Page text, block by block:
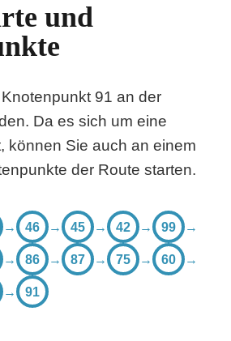
und
91 an der
Da es sich um eine
können Sie auch an einem
der Route starten.
→ 46 → 45 → 42 → 99 →
→ 86 → 87 → 75 → 60 →
→ 91